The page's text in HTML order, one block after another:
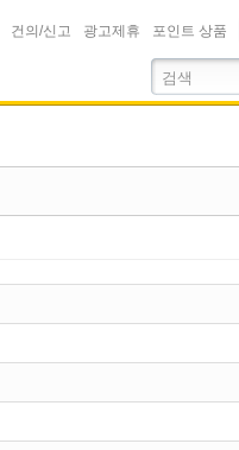
건의/신고 광고제휴 포인트 상품